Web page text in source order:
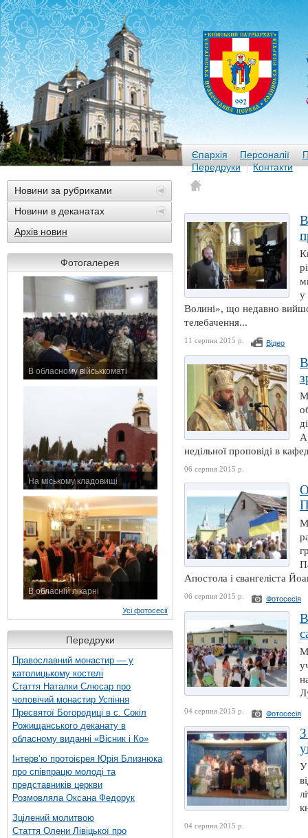
Єпархія Персоналії
Передруки
Контакти
Новини за рубриками
Новини в деканатах
Архів новин
Фотогалерея
В обласному військкоматі
На міському кладовищі
В обласній лікарні
Усі фотосесії
Передруки
Православний монастир — у
католицькому костелі
Стаття Наталки Слюсар про
чоловічий монастир Успіння
Пресвятої Богородиці в с. Сокіл
Рожищанського деканату в
обласному виданні «Вісник і Ко»
Інтерв’ю протоієрея Юрія Близнюка
про співпрацю молоді та
представників церкви
Розмовляла Оксана Федорук
Зцілений молитвою
Стаття Олени Лівіцької про
у
Волині», що недавно
телебачення...
11 серпня 2015 р. Відео
недільної проповіді в
06 серпня 2015 р.
Апостола і євангеліста
06 серпня 2015 р. Фотосесія
04 серпня 2015 р. Фотосесія
У
04 серпня 2015 р.